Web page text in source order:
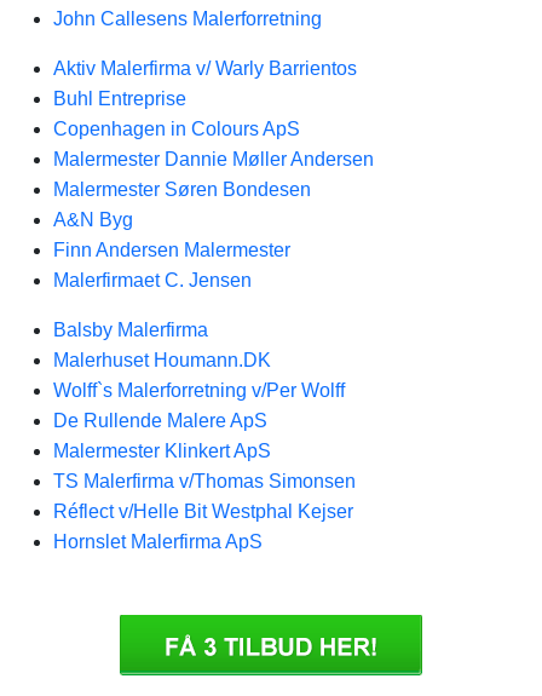
John Callesens Malerforretning
Aktiv Malerfirma v/ Warly Barrientos
Buhl Entreprise
Copenhagen in Colours ApS
Malermester Dannie Møller Andersen
Malermester Søren Bondesen
A&N Byg
Finn Andersen Malermester
Malerfirmaet C. Jensen
Balsby Malerfirma
Malerhuset Houmann.DK
Wolff`s Malerforretning v/Per Wolff
De Rullende Malere ApS
Malermester Klinkert ApS
TS Malerfirma v/Thomas Simonsen
Réflect v/Helle Bit Westphal Kejser
Hornslet Malerfirma ApS